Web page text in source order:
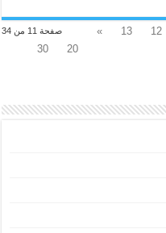
صفحة 11 من 34 12
13
»
20
30